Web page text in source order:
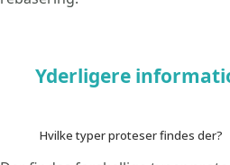
Yderligere
Hvilke typer proteser findes der?